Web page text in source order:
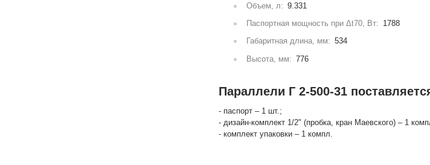
Объем, л: 9.331
Паспортная мощность при Δt70, Вт: 1788
Габаритная длина, мм: 534
Высота, мм: 776
Параллели Г 2-500-31
- паспорт – 1 шт.;
- дизайн-комплект 1/2" (пробка, кран Маевского) – 1
- комплект упаковки – 1 компл.